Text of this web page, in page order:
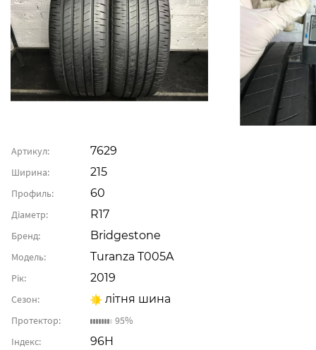
Артикул: 7629
Ширина: 215
Профиль: 60
Діаметр: R17
Бренд: Bridgestone
Модель: Turanza T005A
Рік: 2019
Сезон: літня шина
Протектор:
95%
Індекс:
96H